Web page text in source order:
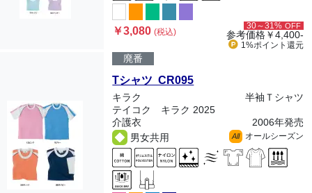
￥3,080(税込)
30～31% OFF
参考価格￥4,400-
1%ポイント 還元
廃番
Tシャツ CR095
キラク
半袖Ｔシャツ
テイコク キラク 2025
介護衣
2006年発売
男女共用
All オールシーズン